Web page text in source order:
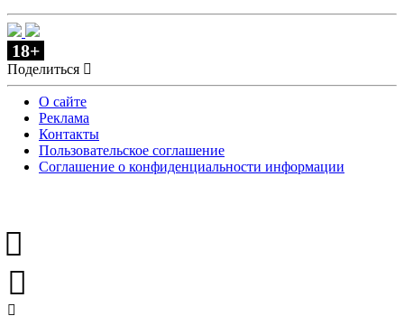
18+
Поделиться
О сайте
Реклама
Контакты
Пользовательское соглашение
Соглашение о конфиденциальности информации